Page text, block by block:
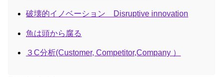
破壊的イノベーション Disruptive innovation
魚は頭から腐る
３C分析(Customer, Competitor,Company ）